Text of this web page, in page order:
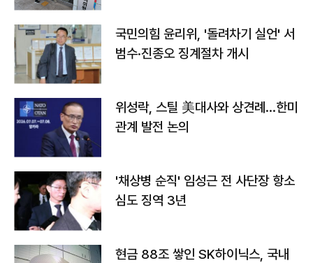
국민의힘 윤리위, '돌려차기 실언' 서
범수·진종오 징계절차 개시
위성락, 스틸 美대사와 상견례…한미
관계 발전 논의
'채상병 순직' 임성근 전 사단장 항소
심도 징역 3년
현금 88조 쌓인 SK하이닉스, 국내